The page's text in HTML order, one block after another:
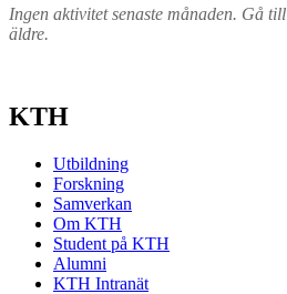
Ingen aktivitet senaste månaden. Gå till
äldre.
KTH
Utbildning
Forskning
Samverkan
Om KTH
Student på KTH
Alumni
KTH Intranät